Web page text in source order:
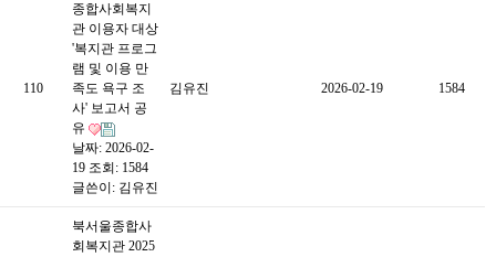
110
종합사회복지
관 이용자 대상
'복지관 프로그
램 및 이용 만
족도 욕구 조
사' 보고서 공
유
날짜: 2026-02-
19 조회: 1584
글쓴이: 김유진
김유진 2026-02-19 1584
북서울종합사
회복지관 2025